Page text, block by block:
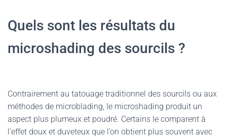
Quels sont les résultats du
microshading des sourcils ?
Contrairement au tatouage traditionnel des sourcils ou aux
méthodes de microblading, le microshading produit un
aspect plus plumeux et poudré. Certains le comparent à
l’effet doux et duveteux que l’on obtient plus souvent avec